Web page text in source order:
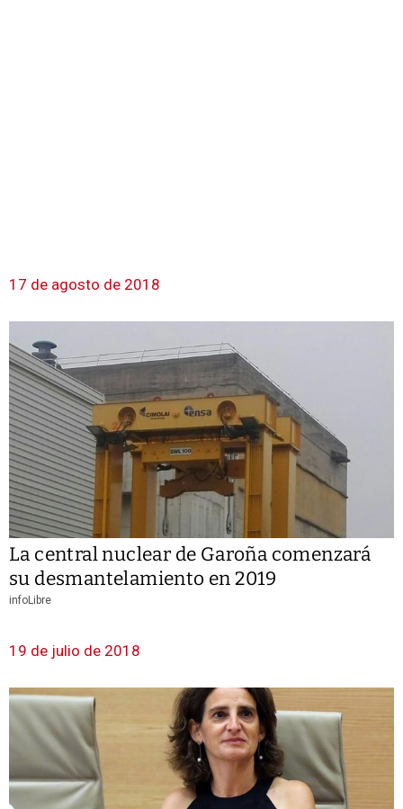
17 de agosto de 2018
La central nuclear de Garoña comenzará
su desmantelamiento en 2019
infoLibre
19 de julio de 2018